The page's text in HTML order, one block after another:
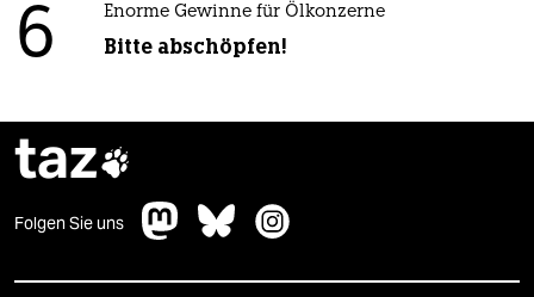
6 Enorme Gewinne für Ölkonzerne
Bitte abschöpfen!
taz
Folgen Sie uns